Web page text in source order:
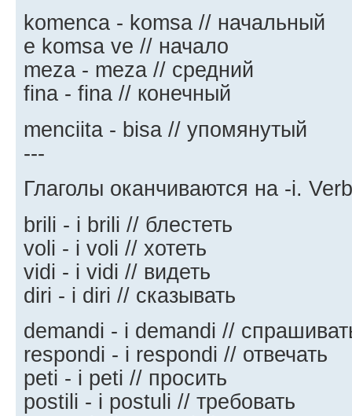
komenca - komsa // начальный
e komsa ve // начало
meza - meza // средний
fina - fina // конечный
menciita - bisa // упомянутый
---
Глаголы оканчиваются на -i.
brili - i brili // блестеть
voli - i voli // хотеть
vidi - i vidi // видеть
diri - i diri // сказывать
demandi - i demandi //
respondi - i respondi // отвечать
peti - i peti // просить
postili - i postuli // требовать